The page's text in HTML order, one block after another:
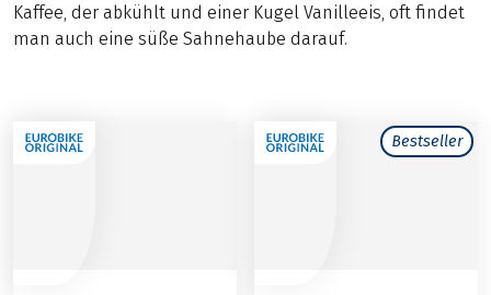
Kaffee, der abkühlt und einer Kugel Vanilleeis, oft findet
man auch eine süße Sahnehaube darauf.
Bestseller